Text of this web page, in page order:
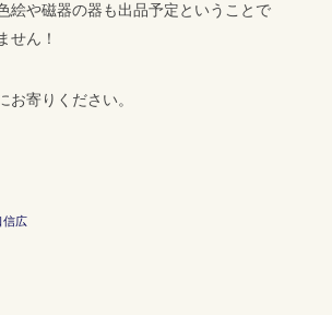
絵や磁器の器も出品予定ということで
せん！
お寄りください。
信広